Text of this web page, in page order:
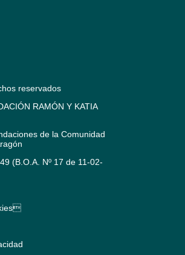
reservados
RAMÓN Y KATIA
de la Comunidad
(B.O.A. Nº 17 de 11-02-